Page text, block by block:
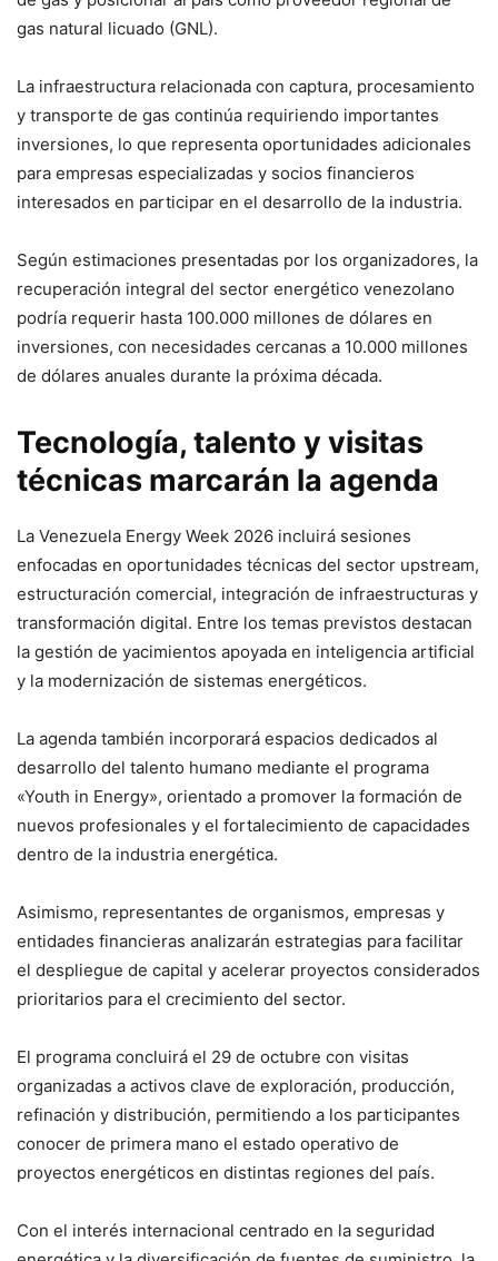
gas natural licuado (GNL).
La infraestructura relacionada con captura, procesamiento
y transporte de gas continúa requiriendo importantes
inversiones, lo que representa oportunidades adicionales
para empresas especializadas y socios financieros
interesados en participar en el desarrollo de la industria.
Según estimaciones presentadas por los organizadores, la
recuperación integral del sector energético venezolano
podría requerir hasta 100.000 millones de dólares en
inversiones, con necesidades cercanas a 10.000 millones
de dólares anuales durante la próxima década.
Tecnología, talento y visitas
técnicas marcarán la agenda
La Venezuela Energy Week 2026 incluirá sesiones
enfocadas en oportunidades técnicas del sector upstream,
estructuración comercial, integración de infraestructuras y
transformación digital. Entre los temas previstos destacan
la gestión de yacimientos apoyada en inteligencia artificial
y la modernización de sistemas energéticos.
La agenda también incorporará espacios dedicados al
desarrollo del talento humano mediante el programa
«Youth in Energy», orientado a promover la formación de
nuevos profesionales y el fortalecimiento de capacidades
dentro de la industria energética.
Asimismo, representantes de organismos, empresas y
entidades financieras analizarán estrategias para facilitar
el despliegue de capital y acelerar proyectos considerados
prioritarios para el crecimiento del sector.
El programa concluirá el 29 de octubre con visitas
organizadas a activos clave de exploración, producción,
refinación y distribución, permitiendo a los participantes
conocer de primera mano el estado operativo de
proyectos energéticos en distintas regiones del país.
Con el interés internacional centrado en la seguridad